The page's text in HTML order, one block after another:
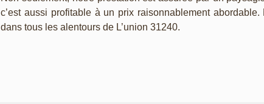
c’est aussi profitable à un prix raisonnablement abordable.
dans tous les alentours de L’union 31240.